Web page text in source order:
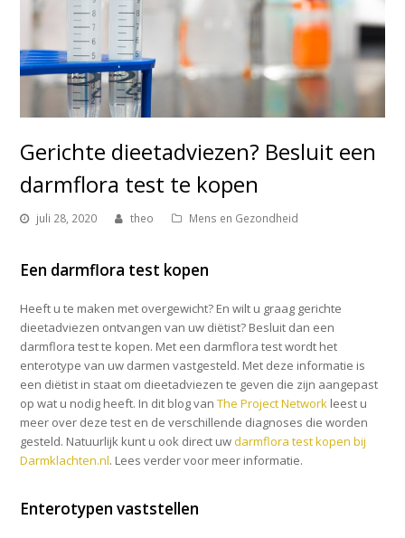
Gerichte dieetadviezen? Besluit een
darmflora test te kopen
juli 28, 2020 theo Mens en Gezondheid
Een darmflora test kopen
Heeft u te maken met overgewicht? En wilt u graag gerichte
dieetadviezen ontvangen van uw diëtist? Besluit dan een
darmflora test te kopen. Met een darmflora test wordt het
enterotype van uw darmen vastgesteld. Met deze informatie is
een diëtist in staat om dieetadviezen te geven die zijn aangepast
op wat u nodig heeft. In dit blog vanThe Project Network leest u
meer over deze test en de verschillende diagnoses die worden
gesteld. Natuurlijk kunt u ook direct uwdarmflora test kopen bij
Darmklachten.nl. Lees verder voor meer informatie.
Enterotypen vaststellen